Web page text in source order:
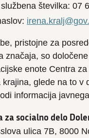
številka: 07
pristojne za
značaja, so
enote Centra
krajina, glede na to v
informacija
za socialno delo
ulica 7B, 8000